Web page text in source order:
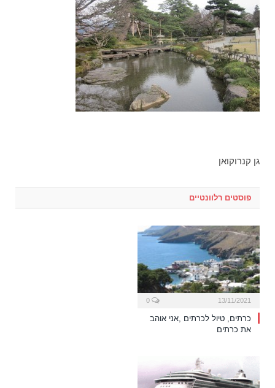
גן קנרוקואן
פוסטים רלוונטיים
13/11/2021
כרתים, טיול לכרתים ,אני אוהב
את כרתים